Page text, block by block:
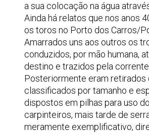
a sua colocação na água
Ainda há relatos que nos anos
os toros no Porto dos Carros/
Amarrados uns aos outros os
conduzidos, por mão humana,
destino e trazidos pela
Posteriormente eram retirados
classificados por tamanho e
dispostos em pilhas para uso
carpinteiros, mais tarde de
meramente exemplificativo,